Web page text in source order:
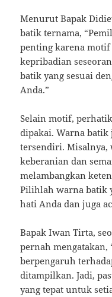
Menurut Bapak
batik ternama,
penting karena
kepribadian
batik yang sesuai
Anda.”
Selain motif,
dipakai. Warna
tersendiri. Misalnya,
keberanian dan
melambangkan
Pilihlah warna batik
hati Anda dan juga
Bapak Iwan Tirta,
pernah mengatakan,
berpengaruh
ditampilkan. Jadi,
yang tepat untuk